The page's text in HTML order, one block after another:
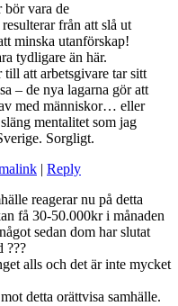
vara de
från att slå ut
minska utanförskap!
tydligare än här.
att arbetsgivare tar sitt
– de nya lagarna gör att
med människor… eller
mentalitet som jag
Sorgligt.
| Reply
reagerar nu på detta
få 30-50.000kr i månaden
sedan dom har slutat
???
alls och det är inte mycket
detta orättvisa samhälle.